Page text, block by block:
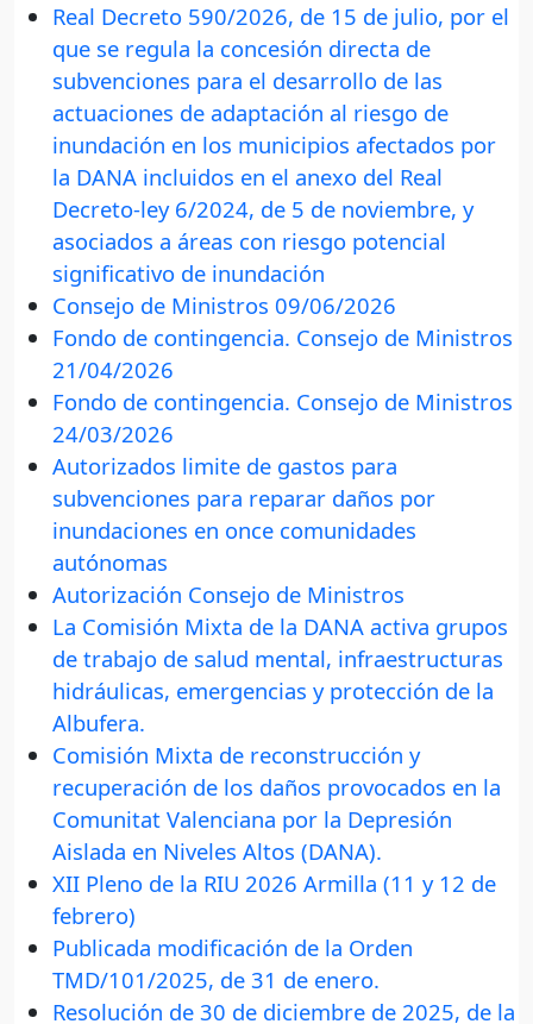
Real Decreto 590/2026, de 15 de julio, por el
que se regula la concesión directa de
subvenciones para el desarrollo de las
actuaciones de adaptación al riesgo de
inundación en los municipios afectados por
la DANA incluidos en el anexo del Real
Decreto-ley 6/2024, de 5 de noviembre, y
asociados a áreas con riesgo potencial
significativo de inundación
Consejo de Ministros 09/06/2026
Fondo de contingencia. Consejo de Ministros
21/04/2026
Fondo de contingencia. Consejo de Ministros
24/03/2026
Autorizados limite de gastos para
subvenciones para reparar daños por
inundaciones en once comunidades
autónomas
Autorización Consejo de Ministros
La Comisión Mixta de la DANA activa grupos
de trabajo de salud mental, infraestructuras
hidráulicas, emergencias y protección de la
Albufera.
Comisión Mixta de reconstrucción y
recuperación de los daños provocados en la
Comunitat Valenciana por la Depresión
Aislada en Niveles Altos (DANA).
XII Pleno de la RIU 2026 Armilla (11 y 12 de
febrero)
Publicada modificación de la Orden
TMD/101/2025, de 31 de enero.
Resolución de 30 de diciembre de 2025, de la